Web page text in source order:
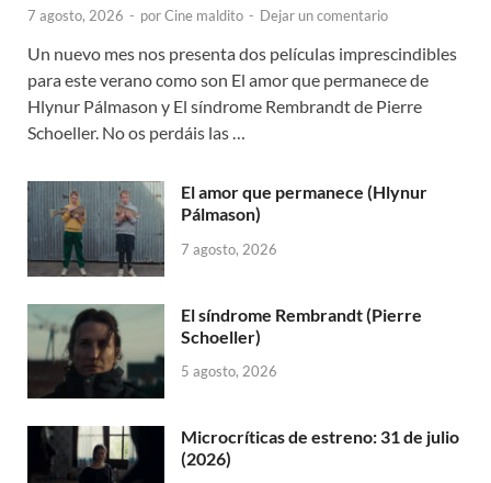
7 agosto, 2026 - porCine maldito - Dejar un comentario
Un nuevo mes nos presenta dos películas imprescindibles
para este verano como son El amor que permanece de
Hlynur Pálmason y El síndrome Rembrandt de Pierre
Schoeller. No os perdáis las …
El amor que permanece (Hlynur
Pálmason)
7 agosto, 2026
El síndrome Rembrandt (Pierre
Schoeller)
5 agosto, 2026
Microcríticas de estreno: 31 de julio
(2026)